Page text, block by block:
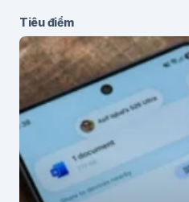
Tiêu điểm